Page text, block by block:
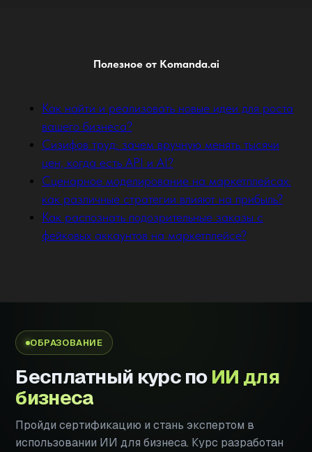
Полезное от Komanda.ai
Как найти и реализовать новые идеи для роста
вашего бизнеса?
Сизифов труд: зачем вручную менять тысячи
цен, когда есть API и AI?
Сценарное моделирование на маркетплейсах:
как различные стратегии влияют на прибыль?
Как распознать подозрительные заказы с
фейковых аккаунтов на маркетплейсе?
ОБРАЗОВАНИЕ
Бесплатный курс поИИ для
бизнеса
Пройди сертификацию и стань экспертом в
использовании ИИ для бизнеса. Курс разработан